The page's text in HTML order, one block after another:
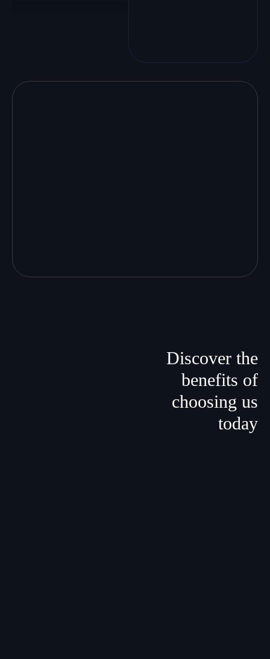
Discover the
benefitsof
choosing us
today